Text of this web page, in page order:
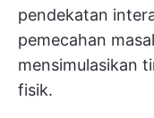
pendekatan
pemecahan
mensimulasikan
fisik.